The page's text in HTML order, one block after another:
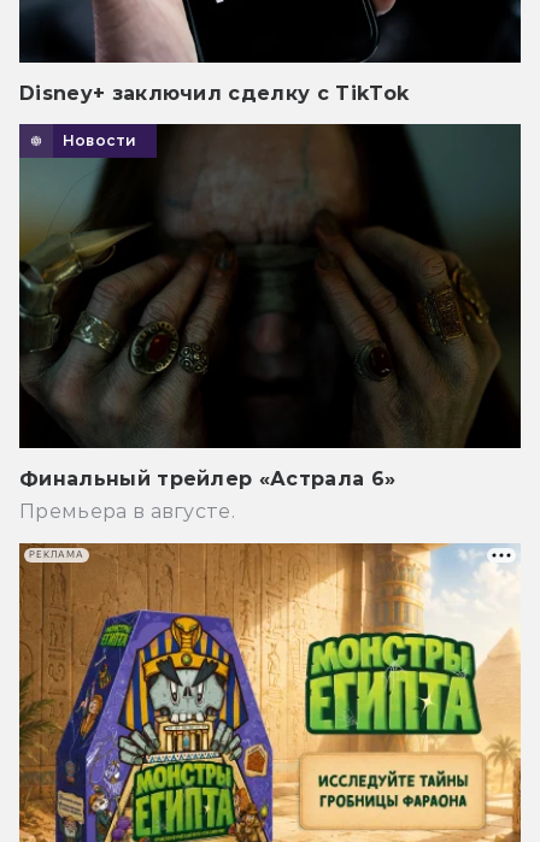
Disney+ заключил сделку с TikTok
Новости
Финальный трейлер «Астрала 6»
Премьера в августе.
РЕКЛАМА